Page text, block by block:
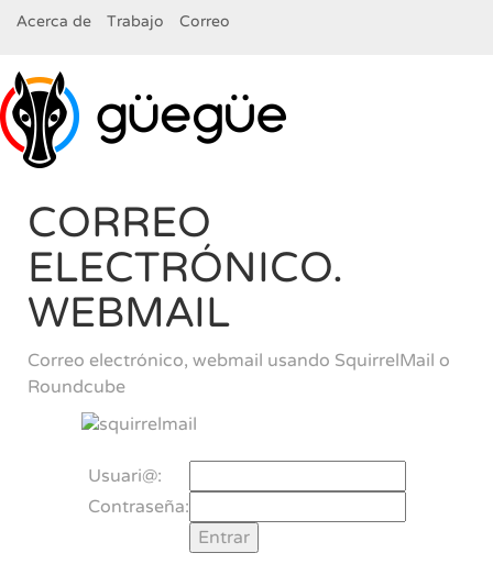
Acerca de Trabajo Correo
CORREO
ELECTRÓNICO.
WEBMAIL
Correo electrónico, webmail usando SquirrelMail o
Roundcube
Usuari@:
Contraseña: